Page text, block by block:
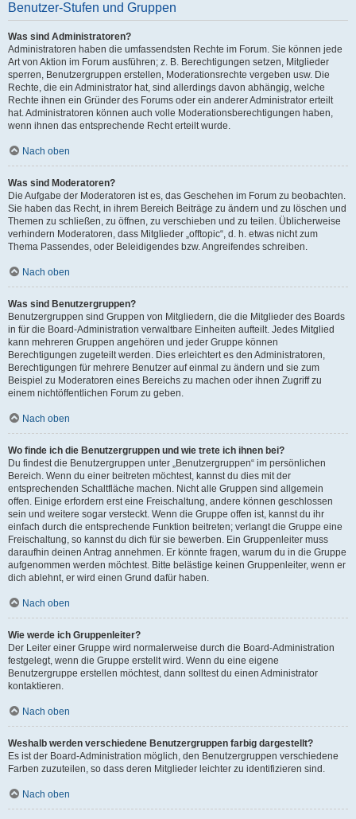
Benutzer-Stufen und Gruppen
Was sind Administratoren?
Administratoren haben die umfassendsten Rechte im Forum. Sie können jede
Art von Aktion im Forum ausführen; z. B. Berechtigungen setzen, Mitglieder
sperren, Benutzergruppen erstellen, Moderationsrechte vergeben usw. Die
Rechte, die ein Administrator hat, sind allerdings davon abhängig, welche
Rechte ihnen ein Gründer des Forums oder ein anderer Administrator erteilt
hat. Administratoren können auch volle Moderationsberechtigungen haben,
wenn ihnen das entsprechende Recht erteilt wurde.
Nach oben
Was sind Moderatoren?
Die Aufgabe der Moderatoren ist es, das Geschehen im Forum zu beobachten.
Sie haben das Recht, in ihrem Bereich Beiträge zu ändern und zu löschen und
Themen zu schließen, zu öffnen, zu verschieben und zu teilen. Üblicherweise
verhindern Moderatoren, dass Mitglieder „offtopic“, d. h. etwas nicht zum
Thema Passendes, oder Beleidigendes bzw. Angreifendes schreiben.
Nach oben
Was sind Benutzergruppen?
Benutzergruppen sind Gruppen von Mitgliedern, die die Mitglieder des Boards
in für die Board-Administration verwaltbare Einheiten aufteilt. Jedes Mitglied
kann mehreren Gruppen angehören und jeder Gruppe können
Berechtigungen zugeteilt werden. Dies erleichtert es den Administratoren,
Berechtigungen für mehrere Benutzer auf einmal zu ändern und sie zum
Beispiel zu Moderatoren eines Bereichs zu machen oder ihnen Zugriff zu
einem nichtöffentlichen Forum zu geben.
Nach oben
Wo finde ich die Benutzergruppen und wie trete ich ihnen bei?
Du findest die Benutzergruppen unter „Benutzergruppen“ im persönlichen
Bereich. Wenn du einer beitreten möchtest, kannst du dies mit der
entsprechenden Schaltfläche machen. Nicht alle Gruppen sind allgemein
offen. Einige erfordern erst eine Freischaltung, andere können geschlossen
sein und weitere sogar versteckt. Wenn die Gruppe offen ist, kannst du ihr
einfach durch die entsprechende Funktion beitreten; verlangt die Gruppe eine
Freischaltung, so kannst du dich für sie bewerben. Ein Gruppenleiter muss
daraufhin deinen Antrag annehmen. Er könnte fragen, warum du in die Gruppe
aufgenommen werden möchtest. Bitte belästige keinen Gruppenleiter, wenn er
dich ablehnt, er wird einen Grund dafür haben.
Nach oben
Wie werde ich Gruppenleiter?
Der Leiter einer Gruppe wird normalerweise durch die Board-Administration
festgelegt, wenn die Gruppe erstellt wird. Wenn du eine eigene
Benutzergruppe erstellen möchtest, dann solltest du einen Administrator
kontaktieren.
Nach oben
Weshalb werden verschiedene Benutzergruppen farbig dargestellt?
Es ist der Board-Administration möglich, den Benutzergruppen verschiedene
Farben zuzuteilen, so dass deren Mitglieder leichter zu identifizieren sind.
Nach oben